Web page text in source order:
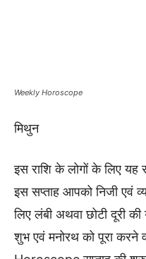
Weekly Horoscope
मिथुन
इस राशि के लोगों के लिए यह
इस सप्ताह आपको निजी एवं
लिए लंबी अथवा छोटी दूरी
शुभ एवं मनोरथ को पूरा करने